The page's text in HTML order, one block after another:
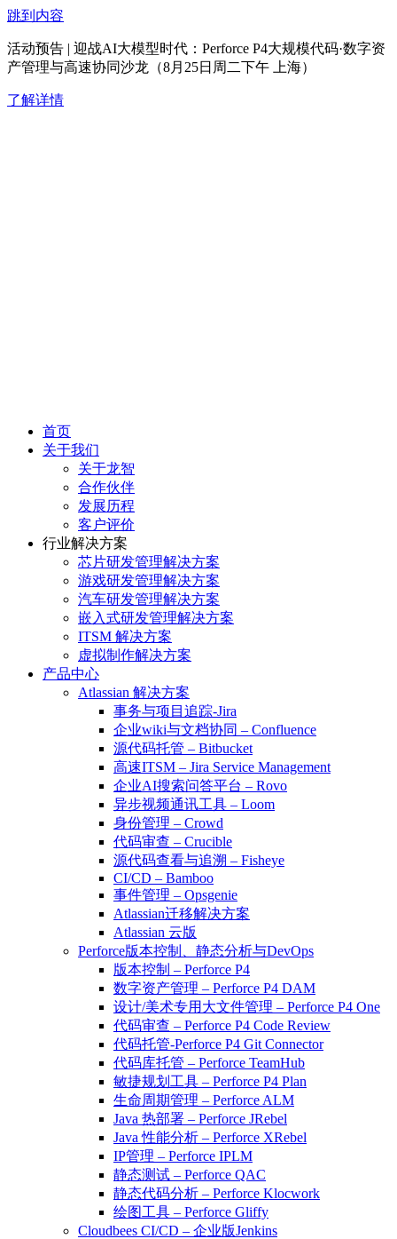
跳到内容
活动预告 | 迎战AI大模型时代：Perforce P4大规模代码·数字资
产管理与高速协同沙龙（8月25日周二下午 上海）
了解详情
首页
关于我们
关于龙智
合作伙伴
发展历程
客户评价
行业解决方案
芯片研发管理解决方案
游戏研发管理解决方案
汽车研发管理解决方案
嵌入式研发管理解决方案
ITSM 解决方案
虚拟制作解决方案
产品中心
Atlassian 解决方案
事务与项目追踪-Jira
企业wiki与文档协同 – Confluence
源代码托管 – Bitbucket
高速ITSM – Jira Service Management
企业AI搜索问答平台 – Rovo
异步视频通讯工具 – Loom
身份管理 – Crowd
代码审查 – Crucible
源代码查看与追溯 – Fisheye
CI/CD – Bamboo
事件管理 – Opsgenie
Atlassian迁移解决方案
Atlassian 云版
Perforce版本控制、静态分析与DevOps
版本控制 – Perforce P4
数字资产管理 – Perforce P4 DAM
设计/美术专用大文件管理 – Perforce P4 One
代码审查 – Perforce P4 Code Review
代码托管-Perforce P4 Git Connector
代码库托管 – Perforce TeamHub
敏捷规划工具 – Perforce P4 Plan
生命周期管理 – Perforce ALM
Java 热部署 – Perforce JRebel
Java 性能分析 – Perforce XRebel
IP管理 – Perforce IPLM
静态测试 – Perforce QAC
静态代码分析 – Perforce Klocwork
绘图工具 – Perforce Gliffy
Cloudbees CI/CD – 企业版Jenkins